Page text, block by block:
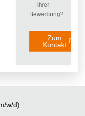
Ihrer
Bewerbung?
Zum
Kontakt
w/d)